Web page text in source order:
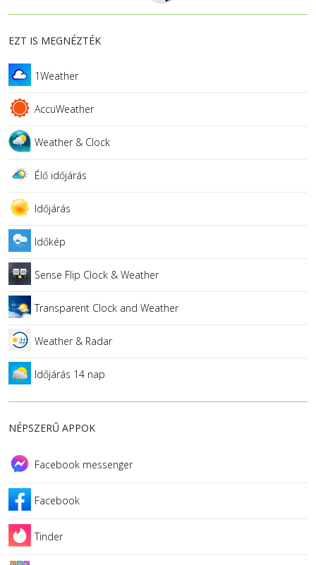
EZT IS MEGNÉZTÉK
1Weather
AccuWeather
Weather & Clock
Élő időjárás
Időjárás
Időkép
Sense Flip Clock & Weather
Transparent Clock and Weather
Weather & Radar
Időjárás 14 nap
NÉPSZERŰ APPOK
Facebook messenger
Facebook
Tinder